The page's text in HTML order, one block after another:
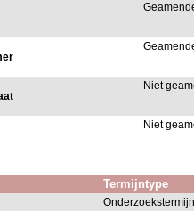
Niet
Niet
Termijntype